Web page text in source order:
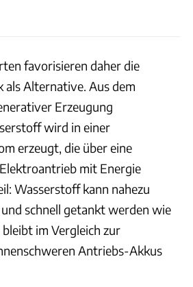
favorisieren daher die
Alternative. Aus dem
Erzeugung
wird in einer
erzeugt, die über eine
mit Energie
Wasserstoff kann nahezu
schnell getankt werden wie
im Vergleich zur
Antriebs-Akkus